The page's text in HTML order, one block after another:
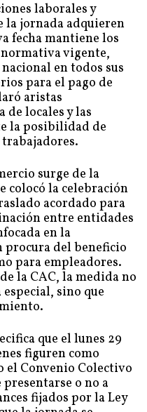
laborales y
la jornada adquieren
fecha mantiene los
vigente,
en todos sus
para el pago de
aristas
de locales y las
la posibilidad de
surge de la
colocó la celebración
acordado para
entre entidades
en la
procura del beneficio
para empleadores.
la CAC, la medida no
sino que
que el lunes 29
figuren como
el Convenio Colectivo
o no a
fijados por la Ley